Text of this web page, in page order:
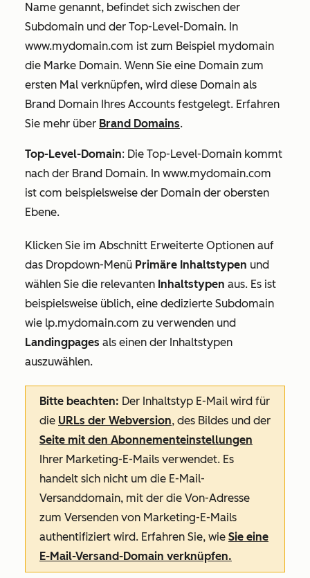
Name genannt, befindet sich zwischen der
Subdomain und der Top-Level-Domain. In
www.mydomain.com ist zum Beispiel mydomain
die Marke Domain. Wenn Sie eine Domain zum
ersten Mal verknüpfen, wird diese Domain als
Brand Domain Ihres Accounts festgelegt. Erfahren
Sie mehr über Brand Domains.
Top-Level-Domain: Die Top-Level-Domain kommt
nach der Brand Domain. In www.mydomain.com
ist com beispielsweise der Domain der obersten
Ebene.
Klicken Sie im Abschnitt Erweiterte Optionen auf
das Dropdown-Menü Primäre Inhaltstypen und
wählen Sie die relevanten Inhaltstypen aus. Es ist
beispielsweise üblich, eine dedizierte Subdomain
wie lp.mydomain.com zu verwenden und
Landingpages als einen der Inhaltstypen
auszuwählen.
Bitte beachten: Der Inhaltstyp E-Mail wird für
die URLs der Webversion, des Bildes und der
Seite mit den Abonnementeinstellungen
Ihrer Marketing-E-Mails verwendet. Es
handelt sich nicht um die E-Mail-
Versanddomain, mit der die Von-Adresse
zum Versenden von Marketing-E-Mails
authentifiziert wird. Erfahren Sie, wie Sie eine
E-Mail-Versand-Domain verknüpfen.